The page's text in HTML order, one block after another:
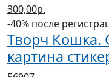
300,00р.
-40% после
Творч Кошка.
картина